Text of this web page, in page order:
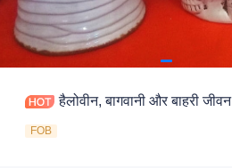
हैलोवीन, बागवानी और बाहरी जीवन
FOB